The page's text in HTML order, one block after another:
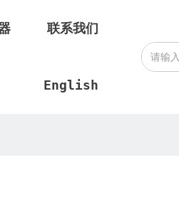
联系我们
English